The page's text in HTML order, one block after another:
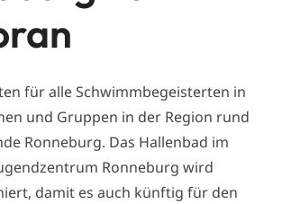
für alle Schwimmbegeisterten in
und Gruppen in der Region rund
Ronneburg. Das Hallenbad im
Ronneburg wird
damit es auch künftig für den